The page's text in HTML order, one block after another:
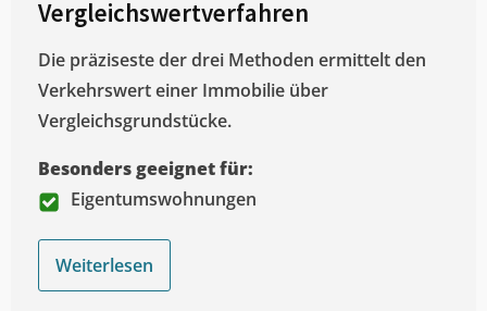
Vergleichswertverfahren
Die präziseste der drei Methoden ermittelt den
Verkehrswert einer Immobilie über
Vergleichsgrundstücke.
Besonders geeignet für:
Eigentumswohnungen
Weiterlesen